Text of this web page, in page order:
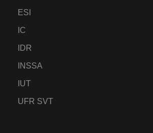
ESI
IC
IDR
INSSA
IUT
UFR SVT